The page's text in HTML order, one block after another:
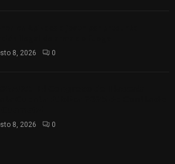
8, 2026 0
8, 2026 0